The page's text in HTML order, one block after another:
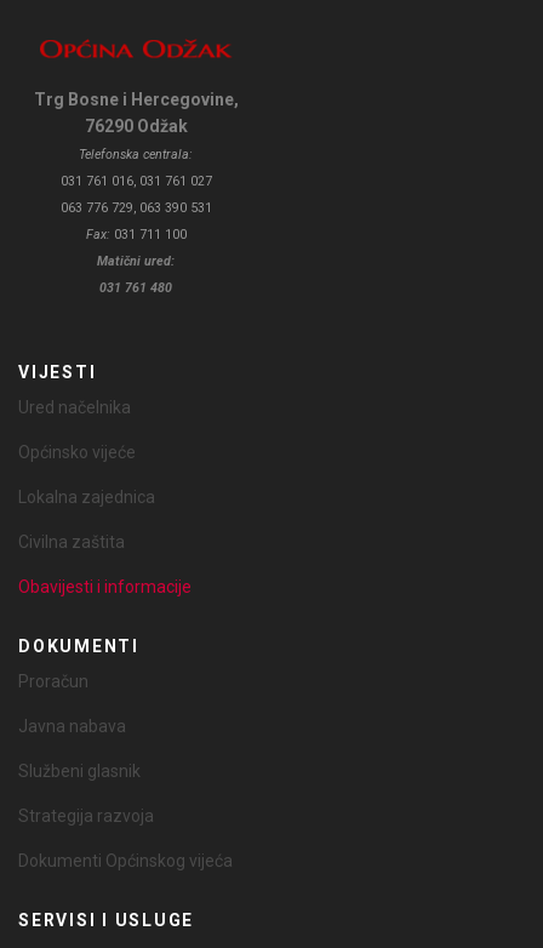
Trg Bosne i Hercegovine,
76290 Odžak
Telefonska centrala:
031 761 016, 031 761 027
063 776 729, 063 390 531
Fax: 031 711 100
Matični ured:
031 761 480
VIJESTI
Ured načelnika
Općinsko vijeće
Lokalna zajednica
Civilna zaštita
Obavijesti i informacije
DOKUMENTI
Proračun
Javna nabava
Službeni glasnik
Strategija razvoja
Dokumenti Općinskog vijeća
SERVISI I USLUGE